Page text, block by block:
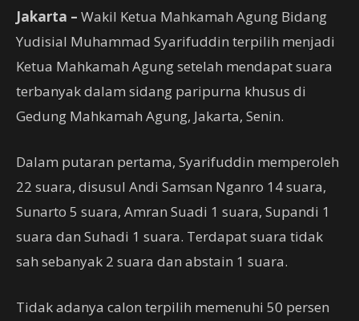
Jakarta – Wakil Ketua Mahkamah Agung Bidang
Yudisial Muhammad Syarifuddin terpilih menjadi
Ketua Mahkamah Agung setelah mendapat suara
terbanyak dalam sidang paripurna khusus di
Gedung Mahkamah Agung, Jakarta, Senin.
Dalam putaran pertama, Syarifuddin memperoleh
22 suara, disusul Andi Samsan Nganro 14 suara,
Sunarto 5 suara, Amran Suadi 1 suara, Supandi 1
suara dan Suhadi 1 suara. Terdapat suara tidak
sah sebanyak 2 suara dan abstain 1 suara.
Tidak adanya calon terpilih memenuhi 50 persen